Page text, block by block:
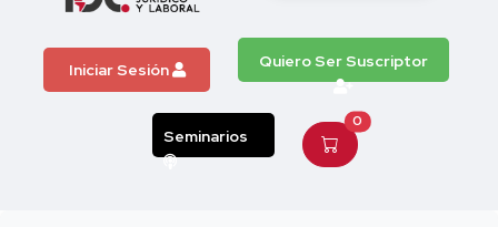
Iniciar Sesión Quiero Ser Suscriptor
Seminarios
0